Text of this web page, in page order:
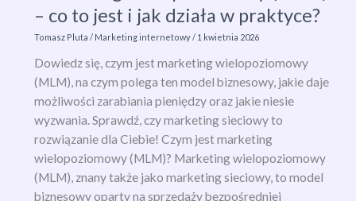
media
plan
kampanii
reklamowej?
– co to jest i jak działa w praktyce?
Tomasz Pluta/ Marketing internetowy/ 1 kwietnia 2026
Dowiedz się, czym jest marketing wielopoziomowy
(MLM), na czym polega ten model biznesowy, jakie daje
możliwości zarabiania pieniędzy oraz jakie niesie
wyzwania. Sprawdź, czy marketing sieciowy to
rozwiązanie dla Ciebie! Czym jest marketing
wielopoziomowy (MLM)? Marketing wielopoziomowy
(MLM), znany także jako marketing sieciowy, to model
biznesowy oparty na sprzedaży bezpośredniej